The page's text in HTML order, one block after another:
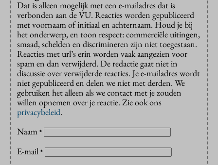
Dat is alleen mogelijk met een e-mailadres dat is
verbonden aan de VU. Reacties worden gepubliceerd
met voornaam of initiaal en achternaam. Houd je bij
het onderwerp, en toon respect: commerciële uitingen,
smaad, schelden en discrimineren zijn niet toegestaan.
Reacties met url’s erin worden vaak aangezien voor
spam en dan verwijderd. De redactie gaat niet in
discussie over verwijderde reacties. Je e-mailadres wordt
niet gepubliceerd en delen we niet met derden. We
gebruiken het alleen als we contact met je zouden
willen opnemen over je reactie. Zie ook ons
privacybeleid.
Naam *
E-mail *